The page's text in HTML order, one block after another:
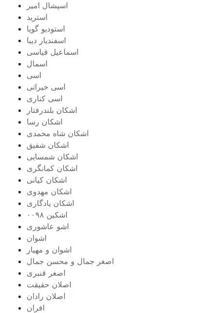
اسپشال امیر
استرید
استودیو گویا
اسفندیار دیبا
اسماعیل قیاسی
اسمال
اسی
اسی خیراتی
اسی کناری
اشکان بلندرفتار
اشکان رسا
اشکان شاه محمدی
اشکان شفیق
اشکان شمسایی
اشکان‌ کمانگری
اشکان کیانی
اشکان مهدوی
اشکان یادگاری
اشکین ۰۰۹۸
اشو عاشوری
اشوان
اشوان و مهیار
اصغر جمال و محسن جمال
اصغر قنبری
اصلان حقیقت
اصلان رادان
افران